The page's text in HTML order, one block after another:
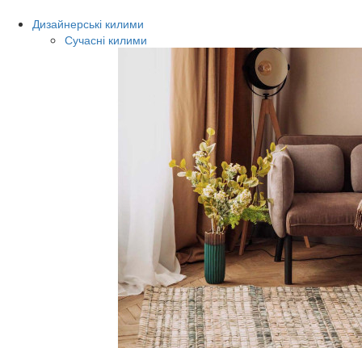
Дизайнерські килими
Сучасні килими